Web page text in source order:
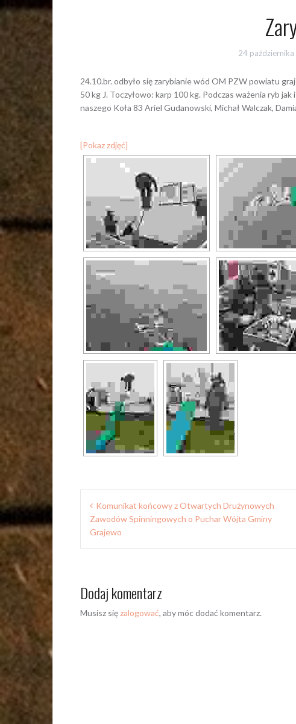
24
24.10.br. odbyło się zarybianie wód OM PZW powiatu
50 kg J. Toczyłowo: karp 100 kg. Podczas ważenia ryb
naszego Koła 83 Ariel Gudanowski, Michał Walczak,
[Pokaz zdjęć]
Nawigacja
wpisu
Komunikat końcowy z Otwartych Drużynowych
Zawodów Spinningowych o Puchar Wójta Gminy
Grajewo
Dodaj komentarz
Musisz sięzalogować, aby móc dodać komentarz.